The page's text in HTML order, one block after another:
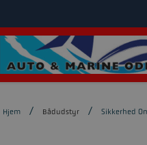
Hjem Bådudstyr Sikkerhed